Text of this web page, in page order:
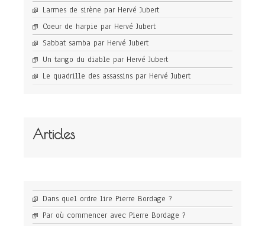
Larmes de sirène par Hervé Jubert
Coeur de harpie par Hervé Jubert
Sabbat samba par Hervé Jubert
Un tango du diable par Hervé Jubert
Le quadrille des assassins par Hervé Jubert
Articles
Dans quel ordre lire Pierre Bordage ?
Par où commencer avec Pierre Bordage ?